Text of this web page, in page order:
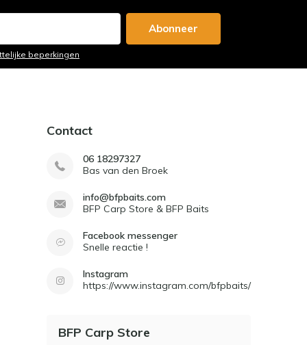
Abonneer
beperkingen
Contact
06 18297327
Bas van den Broek
info@bfpbaits.com
BFP Carp Store & BFP Baits
Facebook messenger
Snelle reactie !
Instagram
https://www.instagram.com/bfpbaits/
BFP Carp Store